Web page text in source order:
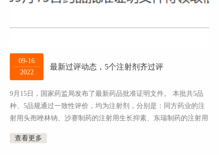
09-16
2022
最新过评动态，5个注射剂齐过评
9月15日，国家药监局发布了最新药品批准证明文件。 本批共5品
种、5品规通过一致性评价，均为注射剂，分别是：同方药业的注
射用头孢唑林钠、沙赛制药的注射用生长抑素、东瑞制药的注射用
查看更多